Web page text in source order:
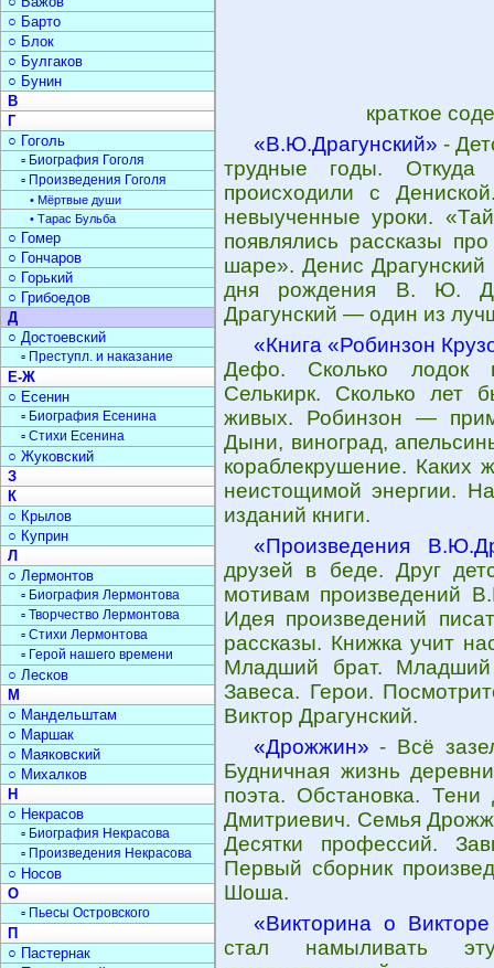
краткое
«В.Ю.Драгунский» -
трудные годы.
происходили с
невыученные уроки.
появлялись рассказы
шаре». Денис Драгунский
дня рождения В. Ю.
Драгунский — один из
«Книга «Робинзон
Дефо. Сколько лодок
Селькирк. Сколько лет
живых. Робинзон —
Дыни, виноград,
кораблекрушение. Каких
неистощимой энергии.
изданий книги.
«Произведения
друзей в беде. Друг
мотивам произведений
Идея произведений
рассказы. Книжка учит
Младший брат. Младший
Завеса. Герои.
Виктор Драгунский.
«Дрожжин» - Всё
Будничная жизнь
поэта. Обстановка.
Дмитриевич. Семья
Десятки профессий.
Первый сборник
Шоша.
«Викторина о
стал намыливать
○ Барто
○ Блок
○ Булгаков
○ Бунин
В
Г
○ Гоголь
▫ Биография Гоголя
▫ Произведения Гоголя
• Мёртвые души
• Тарас Бульба
○ Гомер
○ Гончаров
○ Горький
○ Грибоедов
Д
○ Достоевский
▫ Преступл. и наказание
Е-Ж
○ Есенин
▫ Биография Есенина
▫ Стихи Есенина
○ Жуковский
З
К
○ Крылов
○ Куприн
Л
○ Лермонтов
▫ Биография Лермонтова
▫ Творчество Лермонтова
▫ Стихи Лермонтова
▫ Герой нашего времени
○ Лесков
М
○ Мандельштам
○ Маршак
○ Маяковский
○ Михалков
Н
○ Некрасов
▫ Биография Некрасова
▫ Произведения Некрасова
○ Носов
О
▫ Пьесы Островского
П
○ Пастернак